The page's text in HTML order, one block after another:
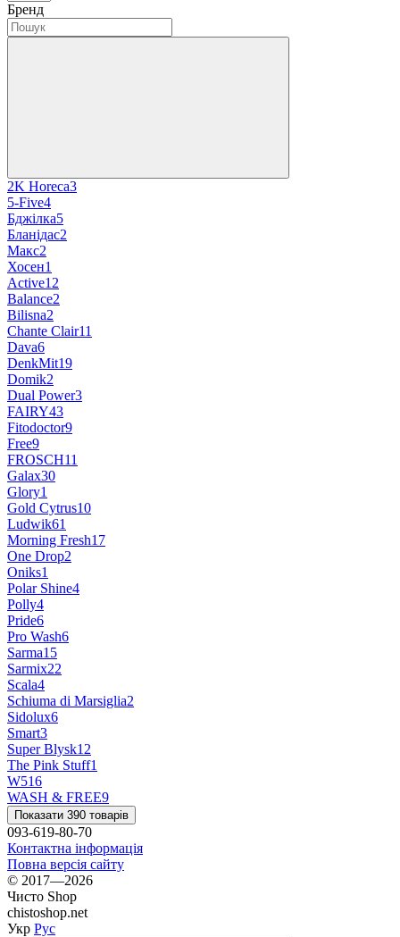
Бренд
2K Horeca3
5-Five4
Бджілка5
Бланідас2
Макс2
Хосен1
Active12
Balance2
Bilisna2
Chante Clair11
Dava6
DenkMit19
Domik2
Dual Power3
FAIRY43
Fitodoctor9
Free9
FROSCH11
Galax30
Glory1
Gold Cytrus10
Ludwik61
Morning Fresh17
One Drop2
Oniks1
Polar Shine4
Polly4
Pride6
Pro Wash6
Sarma15
Sarmix22
Scala4
Schiuma di Marsiglia2
Sidolux6
Smart3
Super Blysk12
The Pink Stuff1
W516
WASH & FREE9
Показати 390 товарів
093-619-80-70
Контактна інформація
Повна версія сайту
© 2017—2026
Чисто Shop
chistoshop.net
Укр Рус